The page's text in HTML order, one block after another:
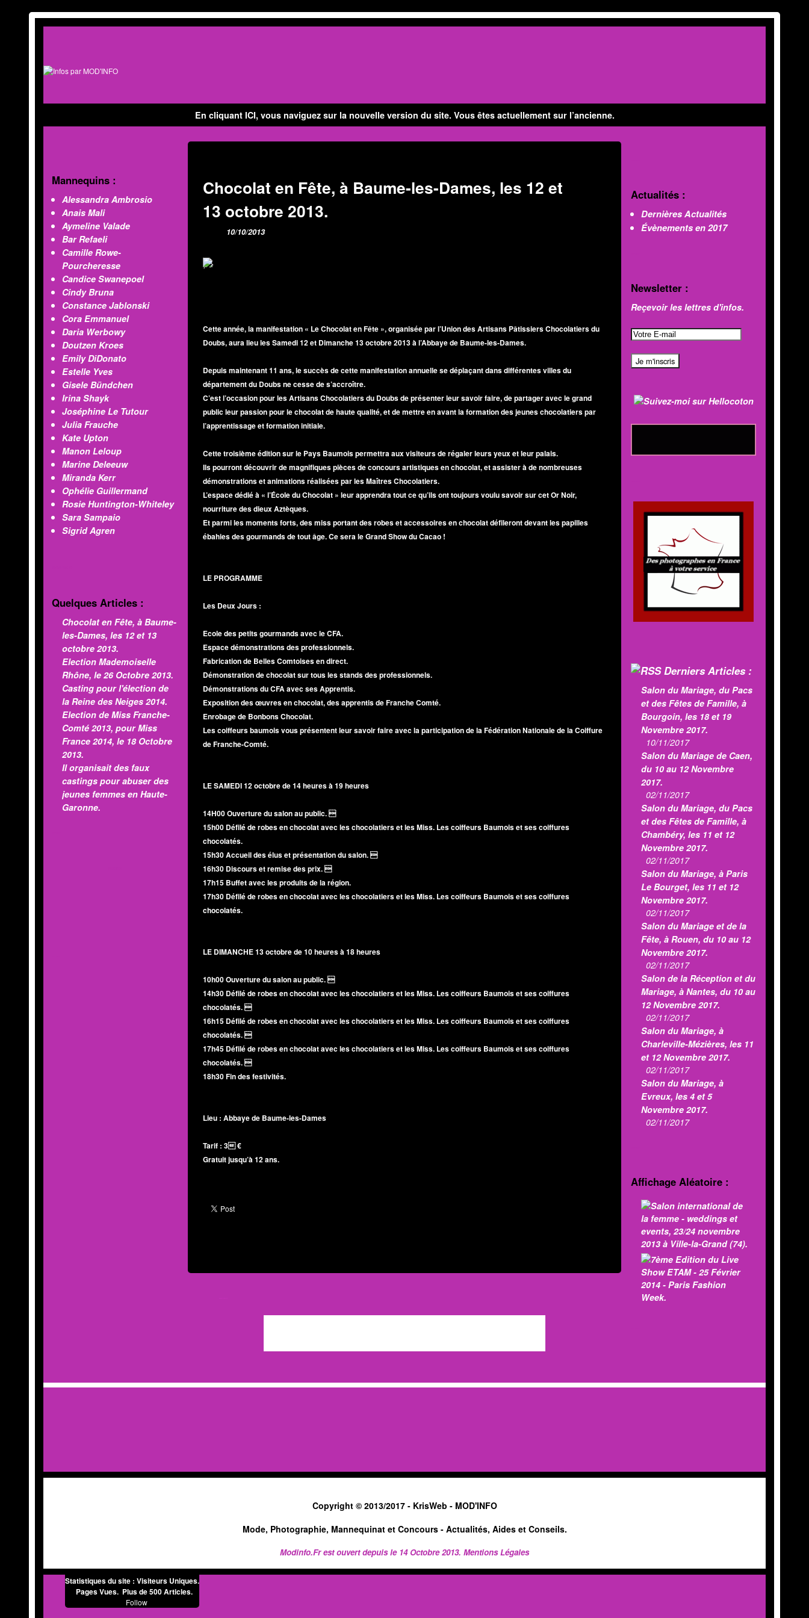
En cliquant ICI, vous naviguez sur la nouvelle version du site. Vous êtes actuellement sur l’ancienne.
Mannequins :
Alessandra Ambrosio
Anais Mali
Aymeline Valade
Bar Refaeli
Camille Rowe-
Pourcheresse
Candice Swanepoel
Cindy Bruna
Constance Jablonski
Cora Emmanuel
Daria Werbowy
Doutzen Kroes
Emily DiDonato
Estelle Yves
Gisele Bündchen
Irina Shayk
Joséphine Le Tutour
Julia Frauche
Kate Upton
Manon Leloup
Marine Deleeuw
Miranda Kerr
Ophélie Guillermand
Rosie Huntington-Whiteley
Sara Sampaio
Sigrid Agren
Quelques Articles :
Chocolat en Fête, à Baume-
les-Dames, les 12 et 13
octobre 2013.
Election Mademoiselle
Rhône, le 26 Octobre 2013.
Casting pour l'élection de
la Reine des Neiges 2014.
Election de Miss Franche-
Comté 2013, pour Miss
France 2014, le 18 Octobre
2013.
Il organisait des faux
castings pour abuser des
jeunes femmes en Haute-
Garonne.
Chocolat en Fête, à Baume-les-Dames, les 12 et
13 octobre 2013.
10/10/2013
;">
Cette année, la manifestation « Le Chocolat en Fête », organisée par l’Union des Artisans Pâtissiers Chocolatiers du
Doubs, aura lieu les Samedi 12 et Dimanche 13 octobre 2013 à l’Abbaye de Baume-les-Dames.
Depuis maintenant 11 ans, le succès de cette manifestation annuelle se déplaçant dans différentes villes du
département du Doubs ne cesse de s’accroître.
C’est l’occasion pour les Artisans Chocolatiers du Doubs de présenter leur savoir faire, de partager avec le grand
public leur passion pour le chocolat de haute qualité, et de mettre en avant la formation des jeunes chocolatiers par
l’apprentissage et formation initiale.
Cette troisième édition sur le Pays Baumois permettra aux visiteurs de régaler leurs yeux et leur palais.
Ils pourront découvrir de magnifiques pièces de concours artistiques en chocolat, et assister à de nombreuses
démonstrations et animations réalisées par les Maîtres Chocolatiers.
L’espace dédié à « l’École du Chocolat » leur apprendra tout ce qu’ils ont toujours voulu savoir sur cet Or Noir,
nourriture des dieux Aztèques.
Et parmi les moments forts, des miss portant des robes et accessoires en chocolat défileront devant les papilles
ébahies des gourmands de tout âge. Ce sera le Grand Show du Cacao !
LE PROGRAMME
Les Deux Jours :
Ecole des petits gourmands avec le CFA.
Espace démonstrations des professionnels.
Fabrication de Belles Comtoises en direct.
Démonstration de chocolat sur tous les stands des professionnels.
Démonstrations du CFA avec ses Apprentis.
Exposition des œuvres en chocolat, des apprentis de Franche Comté.
Enrobage de Bonbons Chocolat.
Les coiffeurs baumois vous présentent leur savoir faire avec la participation de la Fédération Nationale de la Coiffure
de Franche-Comté.
LE SAMEDI 12 octobre de 14 heures à 19 heures
14H00 Ouverture du salon au public. 
15h00 Défilé de robes en chocolat avec les chocolatiers et les Miss. Les coiffeurs Baumois et ses coiffures
chocolatés.
15h30 Accueil des élus et présentation du salon. 
16h30 Discours et remise des prix. 
17h15 Buffet avec les produits de la région.
17h30 Défilé de robes en chocolat avec les chocolatiers et les Miss. Les coiffeurs Baumois et ses coiffures
chocolatés.
LE DIMANCHE 13 octobre de 10 heures à 18 heures
10h00 Ouverture du salon au public. 
14h30 Défilé de robes en chocolat avec les chocolatiers et les Miss. Les coiffeurs Baumois et ses coiffures
chocolatés. 
16h15 Défilé de robes en chocolat avec les chocolatiers et les Miss. Les coiffeurs Baumois et ses coiffures
chocolatés. 
17h45 Défilé de robes en chocolat avec les chocolatiers et les Miss. Les coiffeurs Baumois et ses coiffures
chocolatés. 
18h30 Fin des festivités.
Lieu : Abbaye de Baume-les-Dames
Tarif : 3 €
Gratuit jusqu’à 12 ans.
Actualités :
Dernières Actualités
Évènements en 2017
Newsletter :
Reçevoir les lettres d'infos.
Derniers Articles :
Salon du Mariage, du Pacs
et des Fêtes de Famille, à
Bourgoin, les 18 et 19
Novembre 2017.
10/11/2017
Salon du Mariage de Caen,
du 10 au 12 Novembre
2017.
02/11/2017
Salon du Mariage, du Pacs
et des Fêtes de Famille, à
Chambéry, les 11 et 12
Novembre 2017.
02/11/2017
Salon du Mariage, à Paris
Le Bourget, les 11 et 12
Novembre 2017.
02/11/2017
Salon du Mariage et de la
Fête, à Rouen, du 10 au 12
Novembre 2017.
02/11/2017
Salon de la Réception et du
Mariage, à Nantes, du 10 au
12 Novembre 2017.
02/11/2017
Salon du Mariage, à
Charleville-Mézières, les 11
et 12 Novembre 2017.
02/11/2017
Salon du Mariage, à
Evreux, les 4 et 5
Novembre 2017.
02/11/2017
Affichage Aléatoire :
Copyright © 2013/2017 - KrisWeb - MOD'INFO
Mode, Photographie, Mannequinat et Concours - Actualités, Aides et Conseils.
Modinfo.Fr est ouvert depuis le 14 Octobre 2013. Mentions Légales
Statistiques du site : Visiteurs Uniques.
Pages Vues. Plus de 500 Articles.
Follow